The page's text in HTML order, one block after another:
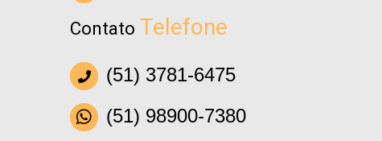
Contato Telefone
(51) 3781-6475
(51) 98900-7380